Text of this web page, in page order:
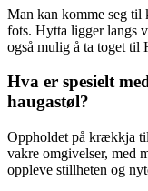
Man kan komme seg
fots. Hytta ligger langs
også mulig å ta toget til
Hva er spesielt
haugastøl?
Oppholdet på krækkja
vakre omgivelser, med
oppleve stillheten og